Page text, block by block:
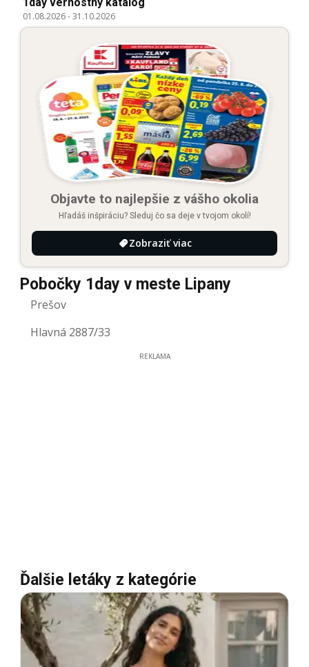
01.08.2026-31.10.2026
Objavte to najlepšie z vášho okolia
Hľadáš inšpiráciu? Sleduj čo sa deje v tvojom okolí!
Zobraziť viac
Pobočky 1day v meste Lipany
Prešov
Hlavná 2887/33
REKLAMA
Ďalšie letáky z kategórie